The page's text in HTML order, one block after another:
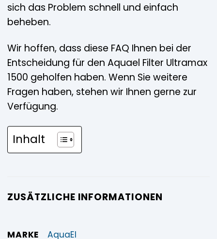
sich das Problem schnell und einfach
beheben.
Wir hoffen, dass diese FAQ Ihnen bei der
Entscheidung für den Aquael Filter Ultramax
1500 geholfen haben. Wenn Sie weitere
Fragen haben, stehen wir Ihnen gerne zur
Verfügung.
Inhalt
ZUSÄTZLICHE INFORMATIONEN
MARKE AquaEl